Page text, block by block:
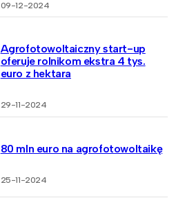
09-12-2024
Agrofotowoltaiczny start-up
oferuje rolnikom ekstra 4 tys.
euro z hektara
29-11-2024
80 mln euro na agrofotowoltaikę
25-11-2024